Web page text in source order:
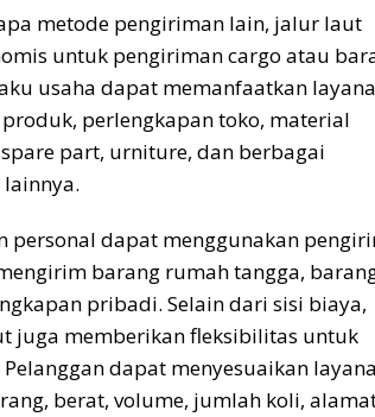
metode pengiriman lain, jalur laut
untuk pengiriman cargo atau
usaha dapat memanfaatkan
perlengkapan toko, material
part, urniture, dan berbagai
personal dapat menggunakan
barang rumah tangga,
pribadi. Selain dari sisi biaya,
juga memberikan fleksibilitas untuk
dapat menyesuaikan
berat, volume, jumlah koli,